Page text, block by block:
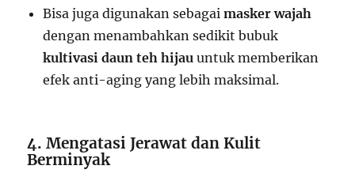
Bisa juga digunakan sebagaimasker wajah
dengan menambahkan sedikit bubuk
kultivasi daun teh hijau untuk memberikan
efek anti-aging yang lebih maksimal.
4. Mengatasi Jerawat dan Kulit
Berminyak